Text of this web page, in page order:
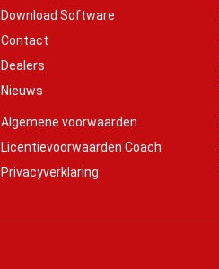
Download Software
Contact
Dealers
Nieuws
Algemene voorwaarden
Licentievoorwaarden Coach
Privacyverklaring